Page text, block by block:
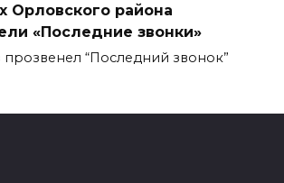
Орловского района
«Последние звонки»
прозвенел “Последний звонок”